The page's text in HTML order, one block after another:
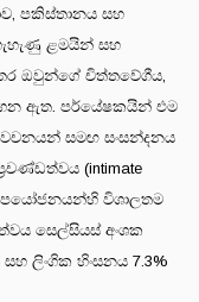
පකිස්තානය සහ
ළමයින් සහ
ඔවුන්ගේ චිත්තවේගීය,
ඇත. පර්යේෂකයින් එම
සමඟ සංසන්දනය
(intimate
අපයෝජනයන්හි විශාලතම
සෙල්සියස් අංශක
ලිංගික හිංසනය 7.3%